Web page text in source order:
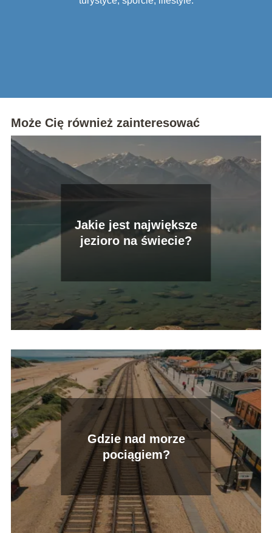
Może Cię również zainteresować
Jakie jest największe
jezioro na świecie?
Gdzie nad morze
pociągiem?